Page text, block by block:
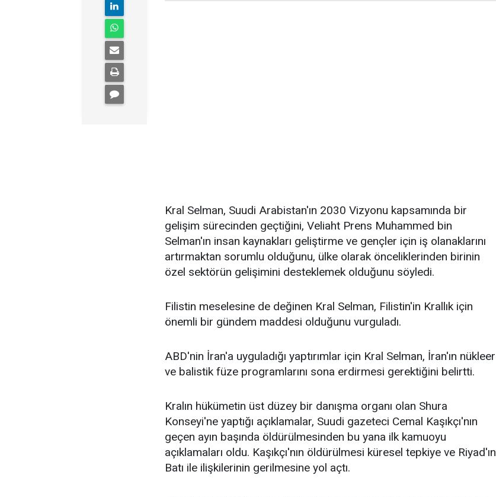
Kral Selman, Suudi Arabistan'ın 2030 Vizyonu kapsamında bir
gelişim sürecinden geçtiğini, Veliaht Prens Muhammed bin
Selman'ın insan kaynakları geliştirme ve gençler için iş olanaklarını
artırmaktan sorumlu olduğunu, ülke olarak önceliklerinden birinin
özel sektörün gelişimini desteklemek olduğunu söyledi.
Filistin meselesine de değinen Kral Selman, Filistin'in Krallık için
önemli bir gündem maddesi olduğunu vurguladı.
ABD'nin İran'a uyguladığı yaptırımlar için Kral Selman, İran'ın nükleer
ve balistik füze programlarını sona erdirmesi gerektiğini belirtti.
Kralın hükümetin üst düzey bir danışma organı olan Shura
Konseyi'ne yaptığı açıklamalar, Suudi gazeteci Cemal Kaşıkçı'nın
geçen ayın başında öldürülmesinden bu yana ilk kamuoyu
açıklamaları oldu. Kaşıkçı'nın öldürülmesi küresel tepkiye ve Riyad'ın
Batı ile ilişkilerinin gerilmesine yol açtı.